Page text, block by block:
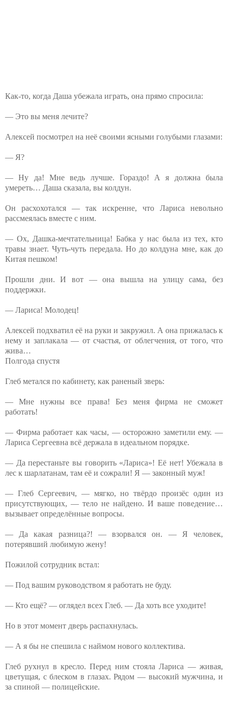
Как-то, когда Даша убежала играть, она прямо спросила:
— Это вы меня лечите?
Алексей посмотрел на неё своими ясными голубыми глазами:
— Я?
— Ну да! Мне ведь лучше. Гораздо! А я должна была
умереть… Даша сказала, вы колдун.
Он расхохотался — так искренне, что Лариса невольно
рассмеялась вместе с ним.
— Ох, Дашка-мечтательница! Бабка у нас была из тех, кто
травы знает. Чуть-чуть передала. Но до колдуна мне, как до
Китая пешком!
Прошли дни. И вот — она вышла на улицу сама, без
поддержки.
— Лариса! Молодец!
Алексей подхватил её на руки и закружил. А она прижалась к
нему и заплакала — от счастья, от облегчения, от того, что
жива…
Полгода спустя
Глеб метался по кабинету, как раненый зверь:
— Мне нужны все права! Без меня фирма не сможет
работать!
— Фирма работает как часы, — осторожно заметили ему. —
Лариса Сергеевна всё держала в идеальном порядке.
— Да перестаньте вы говорить «Лариса»! Её нет! Убежала в
лес к шарлатанам, там её и сожрали! Я — законный муж!
— Глеб Сергеевич, — мягко, но твёрдо произёс один из
присутствующих, — тело не найдено. И ваше поведение…
вызывает определённые вопросы.
— Да какая разница?! — взорвался он. — Я человек,
потерявший любимую жену!
Пожилой сотрудник встал:
— Под вашим руководством я работать не буду.
— Кто ещё? — оглядел всех Глеб. — Да хоть все уходите!
Но в этот момент дверь распахнулась.
— А я бы не спешила с наймом нового коллектива.
Глеб рухнул в кресло. Перед ним стояла Лариса — живая,
цветущая, с блеском в глазах. Рядом — высокий мужчина, и
за спиной — полицейские.